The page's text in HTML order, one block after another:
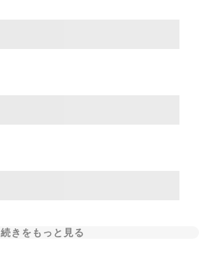
続きをもっと見る